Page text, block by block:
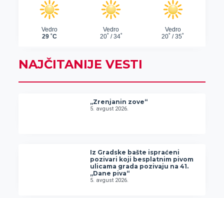
NAJČITANIJE VESTI
„Zrenjanin zove“
5. avgust 2026.
Iz Gradske bašte ispraćeni
pozivari koji besplatnim pivom
ulicama grada pozivaju na 41.
„Dane piva“
5. avgust 2026.